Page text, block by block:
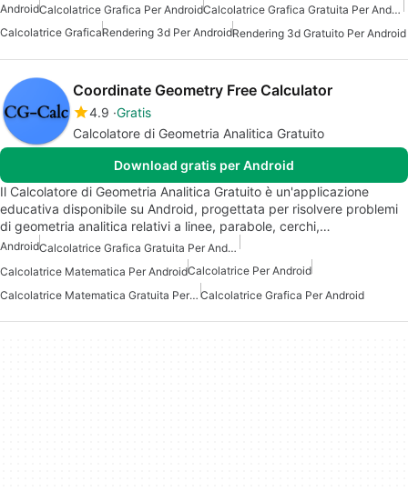
AndroidCalcolatrice Grafica Per Android
Calcolatrice Grafica Gratuita Per Android
Calcolatrice GraficaRendering 3d Per AndroidRendering 3d Gratuito Per Android
Coordinate Geometry Free Calculator
4.9 Gratis
Calcolatore di Geometria Analitica Gratuito
Download gratis per Android
Il Calcolatore di Geometria Analitica Gratuito è un'applicazione
educativa disponibile su Android, progettata per risolvere problemi
di geometria analitica relativi a linee, parabole, cerchi,…
Android
Calcolatrice Grafica Gratuita Per Android
Calcolatrice Matematica Per AndroidCalcolatrice Per Android
Calcolatrice Matematica Gratuita Per Android Calcolatrice Grafica Per Android